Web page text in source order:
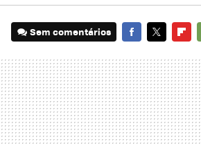
Sem comentários